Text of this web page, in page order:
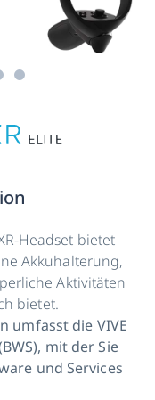
Headset bietet
Akkuhalterung,
Aktivitäten
bietet.
umfasst die VIVE
mit der Sie
und Services